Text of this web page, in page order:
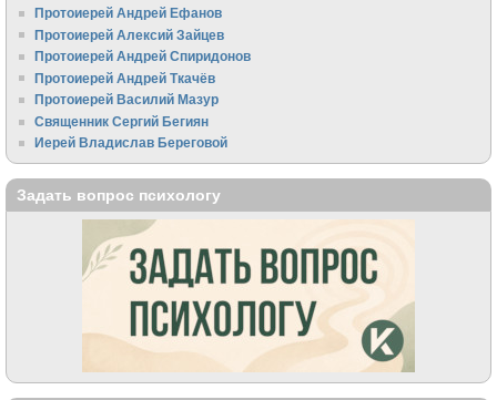
Протоиерей Андрей Ефанов
Протоиерей Алексий Зайцев
Протоиерей Андрей Спиридонов
Протоиерей Андрей Ткачёв
Протоиерей Василий Мазур
Священник Сергий Бегиян
Иерей Владислав Береговой
Задать вопрос психологу